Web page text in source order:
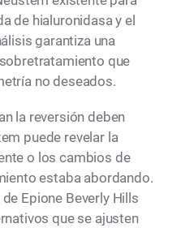
de hialuronidasa y el
garantiza una
que
no deseados.
la reversión deben
puede revelar la
o los cambios de
estaba abordando.
Epione Beverly Hills
que se ajusten